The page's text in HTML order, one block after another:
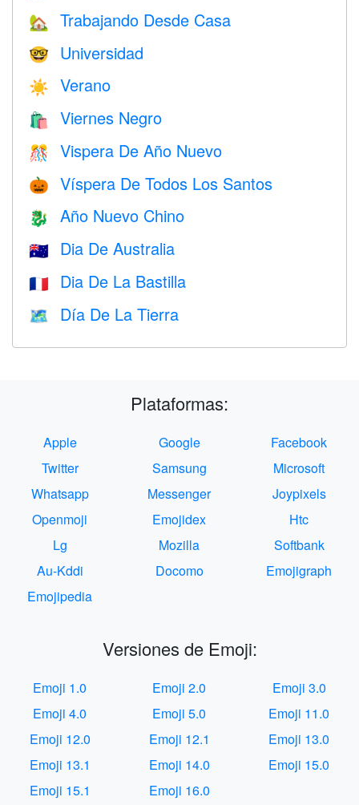
🏡 Trabajando Desde Casa
🤓 Universidad
☀️ Verano
🛍 Viernes Negro
🎊 Vispera De Año Nuevo
🎃 Víspera De Todos Los Santos
🐉 Año Nuevo Chino
🇦🇺 Dia De Australia
🇫🇷 Dia De La Bastilla
🗺️ Día De La Tierra
Plataformas:
Apple Google
Facebook
Twitter
Samsung
Microsoft
Whatsapp
Messenger
Joypixels
Openmoji
Emojidex
Htc
Lg
Mozilla
Softbank
Au-Kddi
Docomo
Emojigraph
Emojipedia
Versiones de Emoji:
Emoji 1.0 Emoji 2.0
Emoji 3.0
Emoji 4.0
Emoji 5.0
Emoji 11.0
Emoji 12.0
Emoji 12.1
Emoji 13.0
Emoji 13.1
Emoji 14.0
Emoji 15.0
Emoji 15.1
Emoji 16.0